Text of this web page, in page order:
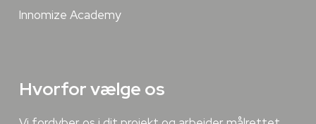
Innomize Academy
Hvorfor vælge os